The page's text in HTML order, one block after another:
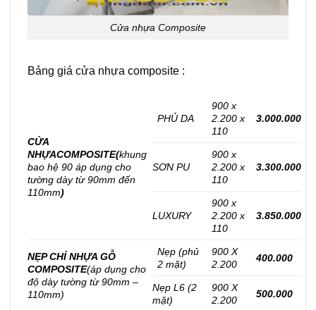
Cửa nhựa Composite
Bảng giá cửa nhựa composite :
CỬA
NHỰACOMPOSITE(khung
bao hệ 90 áp dụng cho
tường dày từ 90mm đến
110mm)
PHỦ DA
900 x
2.200 x
110
3.000.000
SƠN PU
900 x
2.200 x
110
3.300.000
LUXURY
900 x
2.200 x
110
3.850.000
NẸP CHỈ NHỰA GỖ
COMPOSITE(áp dụng cho
độ dày tường từ 90mm –
110mm)
Nẹp (phủ
2 mặt)
900 X
2.200
400.000
Nẹp L6 (2
mặt)
900 X
2.200
500.000